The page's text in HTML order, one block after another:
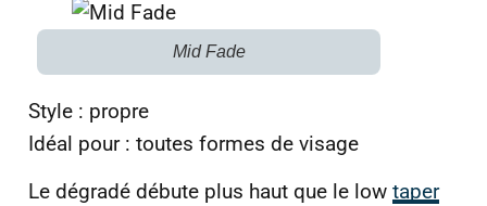
Mid Fade
Style : propre
Idéal pour : toutes formes de visage
Le dégradé débute plus haut que le low taper